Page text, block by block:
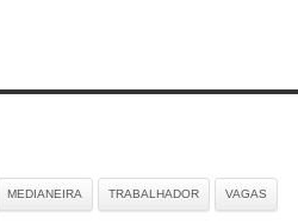
MEDIANEIRA TRABALHADOR VAGAS